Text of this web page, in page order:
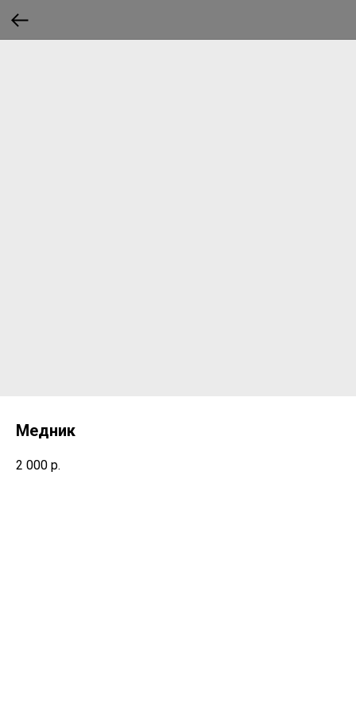
Медник
2 000 р.